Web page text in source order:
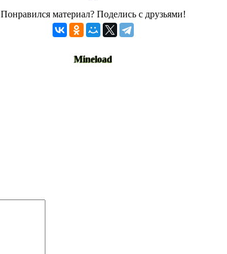
Понравился материал? Поделись с друзьями!
Mineload